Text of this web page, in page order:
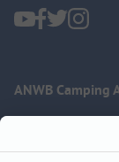
ANWB Camping